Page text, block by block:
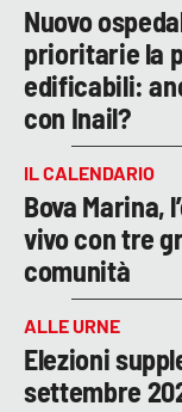
Nuovo
prioritarie la
edificabili:
con Inail?
IL CALENDARIO
Bova Marina,
vivo con tre
comunità
ALLE URNE
Elezioni
settembre